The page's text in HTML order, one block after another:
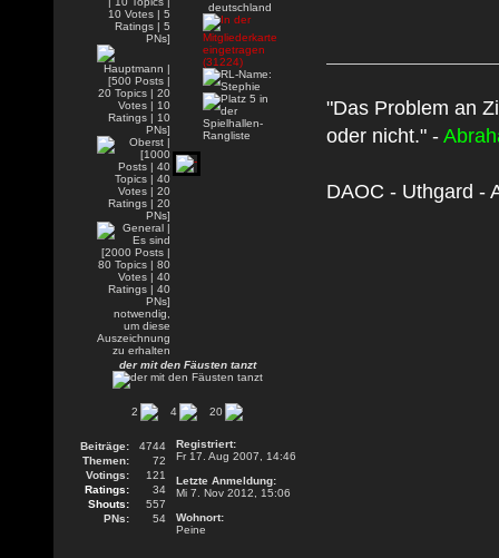
der mit den Fäusten tanzt
2 4 20
Beiträge:
4744
Themen:
72
Votings:
121
Ratings:
34
Shouts:
557
PNs:
54
Registriert:
Fr 17. Aug 2007, 14:46
Letzte Anmeldung:
Mi 7. Nov 2012, 15:06
Wohnort:
Peine
"Das Problem an
oder nicht." -
DAOC - Uthgard -